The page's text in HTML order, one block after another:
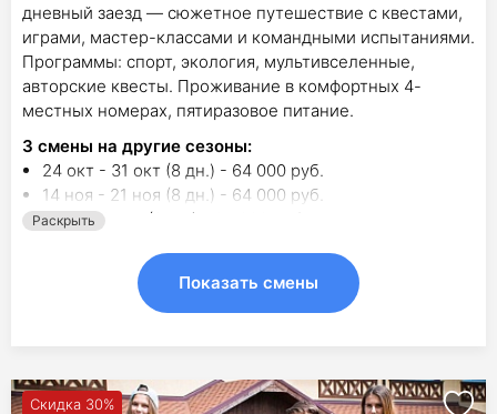
дневный заезд — сюжетное путешествие с квестами,
играми, мастер-классами и командными испытаниями.
Программы: спорт, экология, мультивселенные,
авторские квесты. Проживание в комфортных 4-
местных номерах, пятиразовое питание.
3 смены на другие сезоны:
24 окт - 31 окт (8 дн.) - 64 000 руб.
14 ноя - 21 ноя (8 дн.) - 64 000 руб.
2 янв - 9 янв (8 дн.) - 64 000 руб.
Раскрыть
Показать смены
Скидка 30%